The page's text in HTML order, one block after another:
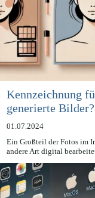
Kennzeichnung
generierte Bilder?
01.07.2024
Ein Großteil der Fotos im
andere Art digital